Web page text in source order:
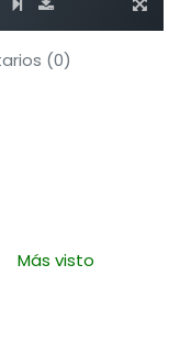
Más visto
(0)